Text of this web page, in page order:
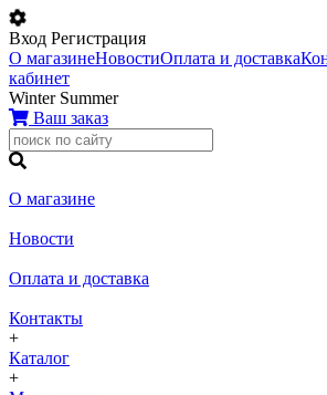
Вход Регистрация
О магазинеНовостиОплата и доставка
кабинет
Winter Summer
Ваш заказ
О магазине
Новости
Оплата и доставка
Контакты
+
Каталог
+